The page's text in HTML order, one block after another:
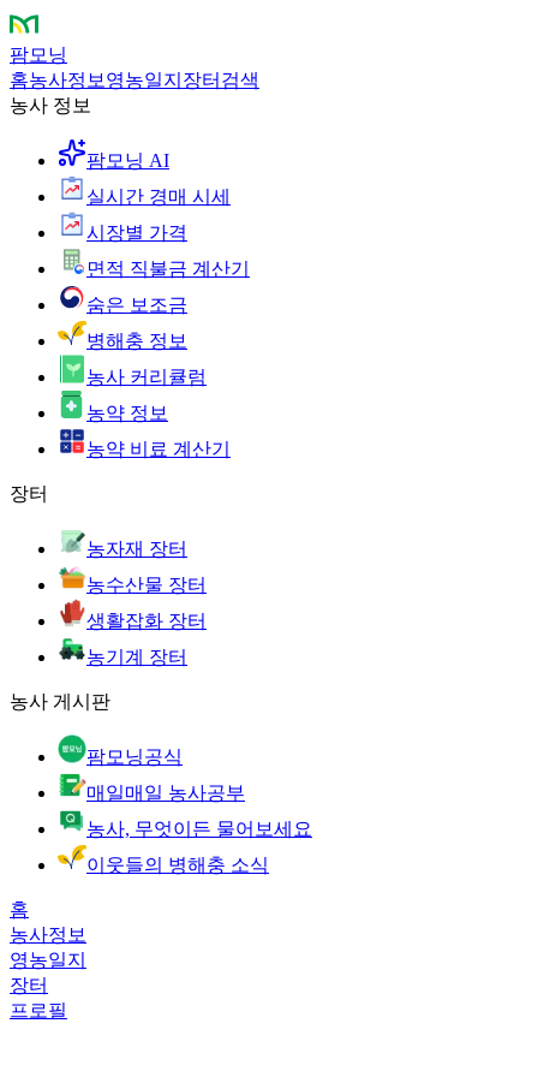
팜모닝
홈농사정보 영농일지 장터 검색
농사 정보
팜모닝 AI
실시간 경매 시세
시장별 가격
면적 직불금 계산기
숨은 보조금
병해충 정보
농사 커리큘럼
농약 정보
농약 비료 계산기
장터
농자재 장터
농수산물 장터
생활잡화 장터
농기계 장터
농사 게시판
팜모닝공식
매일매일 농사공부
농사, 무엇이든 물어보세요
이웃들의 병해충 소식
홈
농사정보
영농일지
장터
프로필